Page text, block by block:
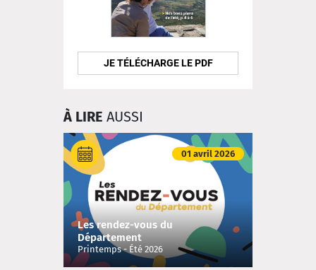
JE TÉLÉCHARGE LE PDF
À LIRE AUSSI
01 avril 2026
Les rendez-vous du
Département
Printemps - Été 2026